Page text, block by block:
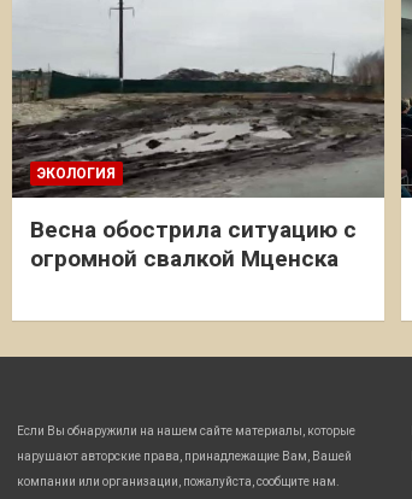
ЭКОЛОГИЯ
Весна обострила ситуацию с
огромной свалкой Мценска
Если Вы обнаружили на нашем сайте материалы, которые
нарушают авторские права, принадлежащие Вам, Вашей
компании или организации, пожалуйста, сообщите нам.